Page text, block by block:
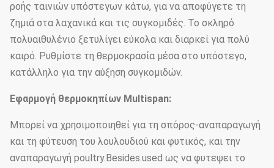
ροής ταινιών υπόστεγων κάτω, για να αποφύγετε τη
ζημιά στα λαχανικά και τις συγκομιδές. Το σκληρό
πολυαιθυλένιο ξετυλίγει εύκολα και διαρκεί για πολύ
καιρό. Ρυθμίστε τη θερμοκρασία μέσα στο υπόστεγο,
κατάλληλο για την αύξηση συγκομιδών.
Εφαρμογή θερμοκηπίων Multispan:
Μπορεί να χρησιμοποιηθεί για τη σπόρος-αναπαραγωγή
και τη φύτευση του λουλουδιού και φυτικός, και την
αναπαραγωγή poultry.Besides.used ως να φυτεψει το